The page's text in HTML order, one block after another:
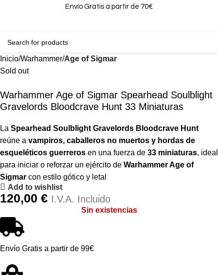
Envío Gratis a partir de 70€
Inicio Warhammer Age of Sigmar
Sold out
Warhammer Age of Sigmar Spearhead Soulblight
Gravelords Bloodcrave Hunt 33 Miniaturas
La Spearhead Soulblight Gravelords Bloodcrave Hunt
reúne a vampiros, caballeros no muertos y hordas de
esqueléticos guerreros en una fuerza de 33 miniaturas, ideal
para iniciar o reforzar un ejército de Warhammer Age of
Sigmar con estilo gótico y letal
Add to wishlist
120,00 € I.V.A. Incluido
Sin existencias
Envío Gratis a partir de 99€